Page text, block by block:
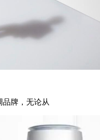
品牌，无论从